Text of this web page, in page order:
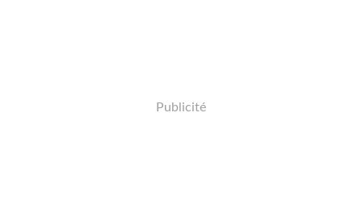
Publicité